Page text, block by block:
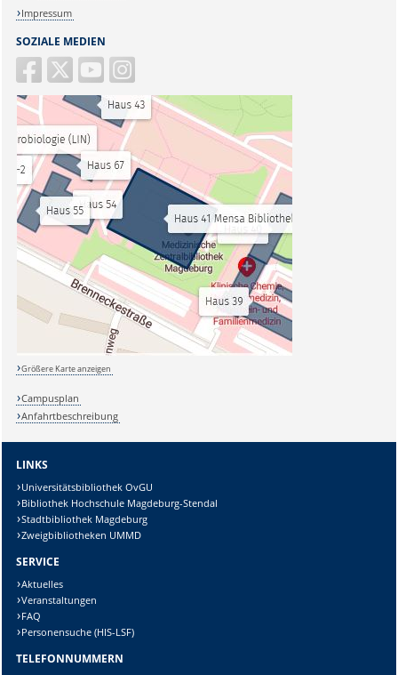
SOZIALE MEDIEN
Impressum
Größere Karte anzeigen
Campusplan
Anfahrtbeschreibung
LINKS
Universitätsbibliothek OvGU
Bibliothek Hochschule Magdeburg-Stendal
Stadtbibliothek Magdeburg
Zweigbibliotheken UMMD
SERVICE
Aktuelles
Veranstaltungen
FAQ
Personensuche (HIS-LSF)
TELEFONNUMMERN